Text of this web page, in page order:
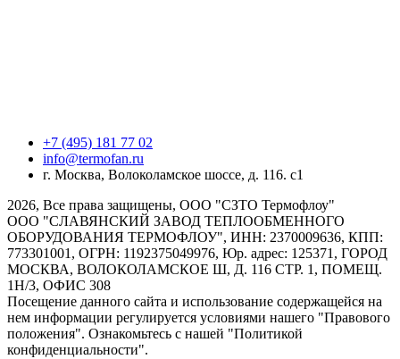
+7 (495) 181 77 02
info@termofan.ru
г. Москва, Волоколамское шоссе, д. 116. с1
2026, Все права защищены, ООО "СЗТО Термофлоу"
ООО "СЛАВЯНСКИЙ ЗАВОД ТЕПЛООБМЕННОГО
ОБОРУДОВАНИЯ ТЕРМОФЛОУ", ИНН: 2370009636, КПП:
773301001, ОГРН: 1192375049976, Юр. адрес: 125371, ГОРОД
МОСКВА, ВОЛОКОЛАМСКОЕ Ш, Д. 116 СТР. 1, ПОМЕЩ.
1Н/3, ОФИС 308
Посещение данного сайта и использование содержащейся на
нем информации регулируется условиями нашего "Правового
положения". Ознакомьтесь с нашей "Политикой
конфиденциальности".